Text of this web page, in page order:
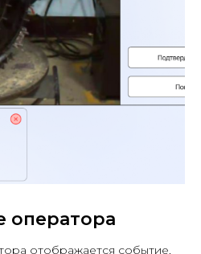
оператора
отображается событие,